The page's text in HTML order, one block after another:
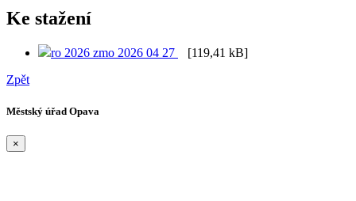
Ke stažení
ro 2026 zmo 2026 04 27
[119,41 kB]
Zpět
Městský úřad Opava
×